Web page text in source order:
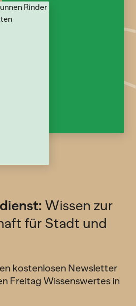
Wissen zur
für Stadt und
kostenlosen Newsletter
Freitag Wissenswertes in